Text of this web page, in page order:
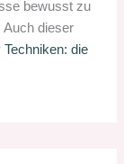
bewusst zu
Auch dieser
Techniken: die